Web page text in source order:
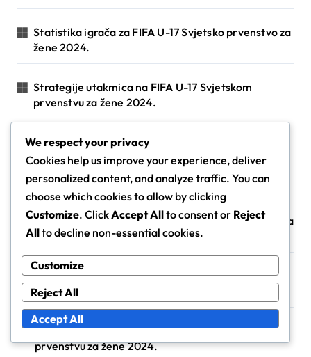
Statistika igrača za FIFA U-17 Svjetsko prvenstvo za
žene 2024.
Strategije utakmica na FIFA U-17 Svjetskom
prvenstvu za žene 2024.
Nedavne objave
Prijelazna igra na FIFA U-17 Svjetskom prvenstvu za
žene 2024.
Argentina U-17 žene: Sposobnost završavanja,
Defensivni oblik, Razvoj mladih
Defenzivne formacije na FIFA U-17 Svjetskom
prvenstvu za žene 2024.
We respect your privacy
Cookies help us improve your experience, deliver
personalized content, and analyze traffic. You can
choose which cookies to allow by clicking
Customize. ClickAccept Allto consent or Reject
Allto decline non-essential cookies.
Customize
Reject All
Accept All